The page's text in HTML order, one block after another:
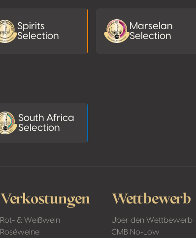
Spirits
Selection
Marselan
Selection
South Africa
Selection
Verkostungen
Rot- & Weißwein
Roséweine
Wettbewerb
Über den Wettbewerb
CMB No-Low